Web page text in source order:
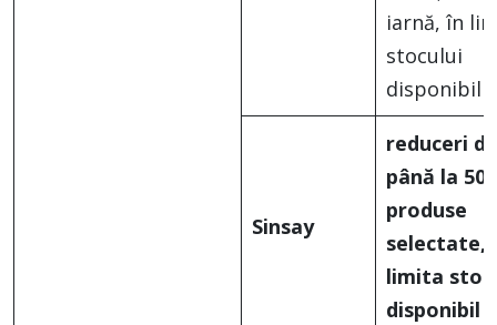
iarnă, în
stocului
disponibil
Sinsay
reduceri de
până la
produse
selectate,
limita
disponibil